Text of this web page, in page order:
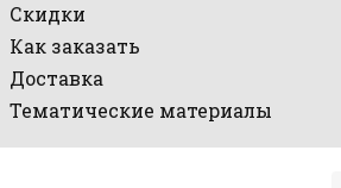
Скидки
Как заказать
Доставка
Тематические материалы